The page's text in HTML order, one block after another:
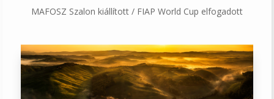
MAFOSZ Szalon kiállított / FIAP World Cup elfogadott